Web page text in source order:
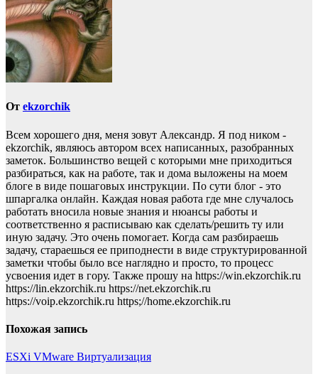
От ekzorchik
Всем хорошего дня, меня зовут Александр. Я под ником -
ekzorchik, являюсь автором всех написанных, разобранных
заметок. Большинство вещей с которыми мне приходиться
разбираться, как на работе, так и дома выложены на моем
блоге в виде пошаговых инструкции. По сути блог - это
шпаргалка онлайн. Каждая новая работа где мне случалось
работать вносила новые знания и нюансы работы и
соответственно я расписываю как сделать/решить ту или
иную задачу. Это очень помогает. Когда сам разбираешь
задачу, стараешься ее приподнести в виде структурированной
заметки чтобы было все наглядно и просто, то процесс
усвоения идет в гору. Также прошу на https://win.ekzorchik.ru
https://lin.ekzorchik.ru https://net.ekzorchik.ru
https://voip.ekzorchik.ru https;//home.ekzorchik.ru
Похожая запись
ESXi VMware Виртуализация